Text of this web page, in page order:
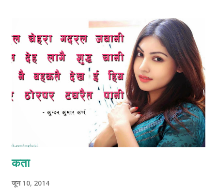
कता
जून 10, 2014